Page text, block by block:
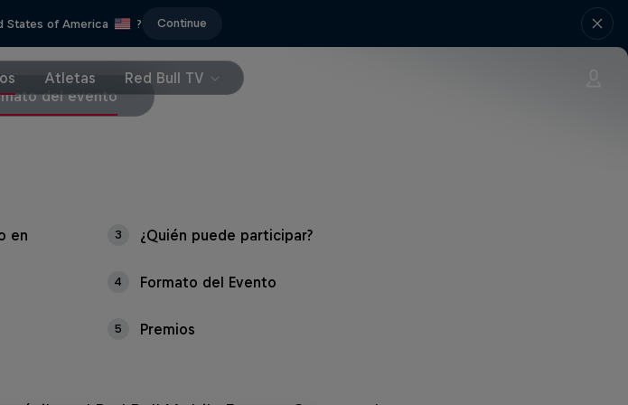
States of America ? Continue
Atletas
Red Bull TV
del evento
en
3 ¿Quién puede participar?
4 Formato del Evento
5 Premios